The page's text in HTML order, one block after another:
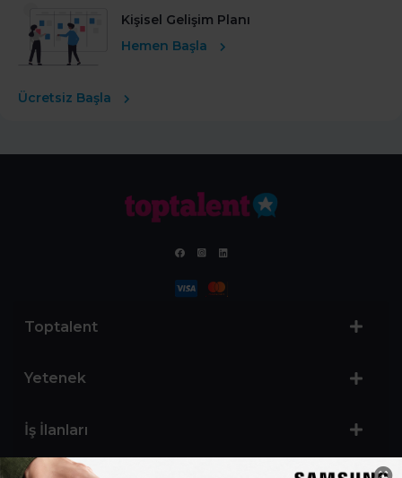
Kişisel Gelişim Planı
Hemen Başla
Ücretsiz Başla
Toptalent
Yetenek
İş İlanları